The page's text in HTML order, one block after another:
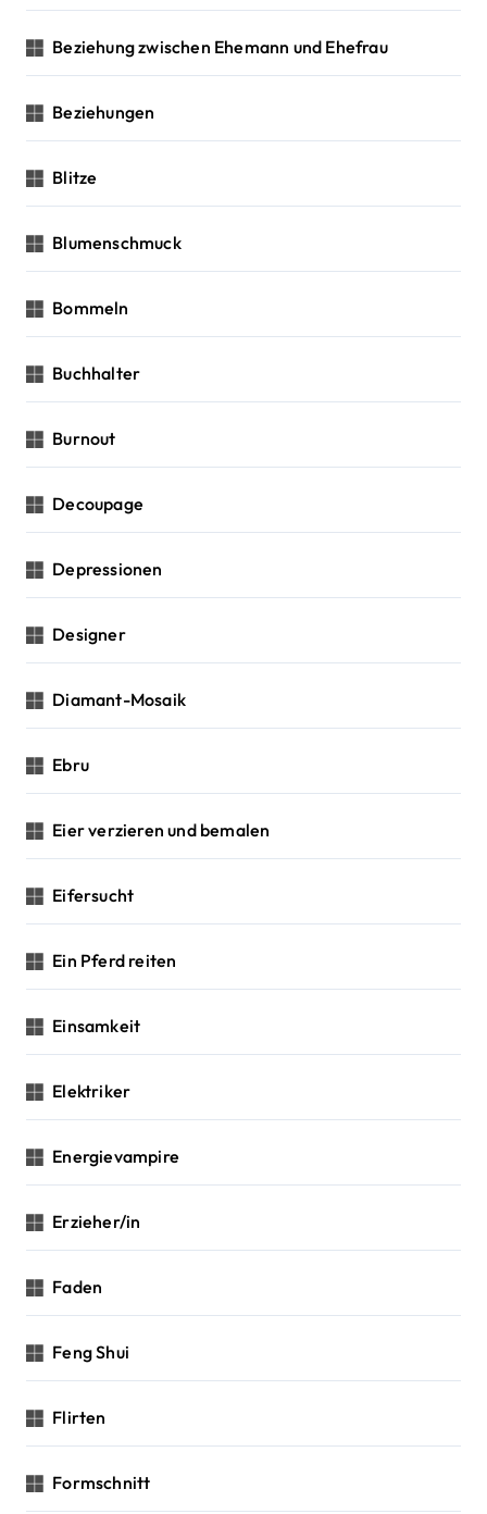
Beziehung zwischen Ehemann und Ehefrau
Beziehungen
Blitze
Blumenschmuck
Bommeln
Buchhalter
Burnout
Decoupage
Depressionen
Designer
Diamant-Mosaik
Ebru
Eier verzieren und bemalen
Eifersucht
Ein Pferd reiten
Einsamkeit
Elektriker
Energievampire
Erzieher/in
Faden
Feng Shui
Flirten
Formschnitt